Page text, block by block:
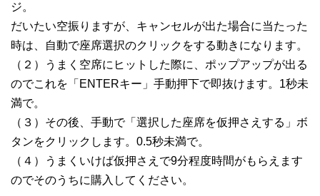
ジ。
だいたい空振りますが、キャンセルが出た場合に当たった
時は、自動で座席選択のクリックをする動きになります。
（２）うまく空席にヒットした際に、ポップアップが出る
のでこれを「ENTERキー」手動押下で即抜けます。1秒未
満で。
（３）その後、手動で「選択した座席を仮押さえする」ボ
タンをクリックします。0.5秒未満で。
（４）うまくいけば仮押さえで9分程度時間がもらえます
のでそのうちに購入してください。